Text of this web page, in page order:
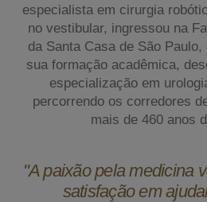
especialista em cirurgia
no vestibular, ingressou na
da Santa Casa de São
sua formação acadêmica,
especialização em
percorrendo os corredores
mais de 460 anos
"A paixão pela medicina
satisfação em